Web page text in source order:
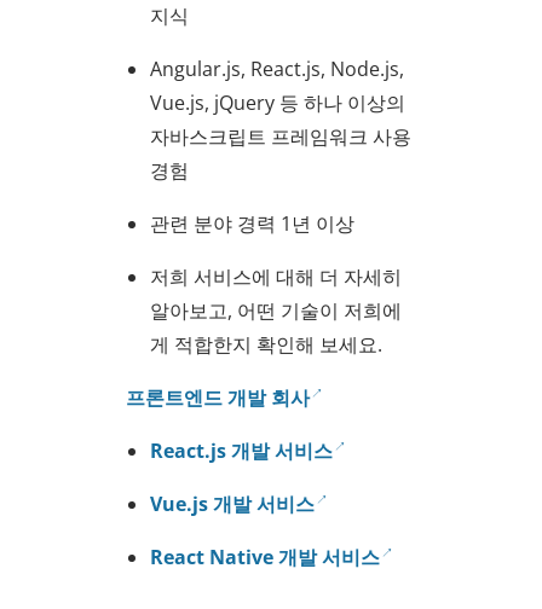
지식
Angular.js, React.js, Node.js,
Vue.js, jQuery 등 하나 이상의
자바스크립트 프레임워크 사용
경험
관련 분야 경력 1년 이상
저희 서비스에 대해 더 자세히
알아보고, 어떤 기술이 저희에
게 적합한지 확인해 보세요.
프론트엔드 개발 회사
React.js 개발 서비스
Vue.js 개발 서비스
React Native 개발 서비스